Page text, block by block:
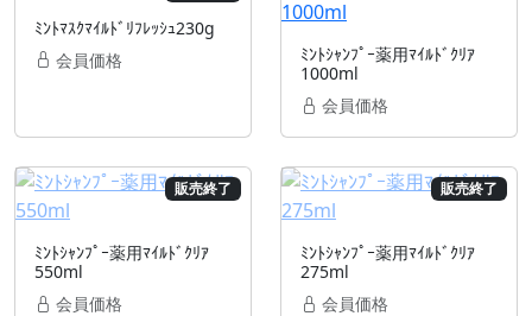
ﾐﾝﾄﾏｽｸﾏｲﾙﾄﾞﾘﾌﾚｯｼｭ230g
会員価格
ﾐﾝﾄｼｬﾝﾌﾟｰ薬用ﾏｲﾙﾄﾞｸﾘｱ
1000ml
会員価格
販売終了
ﾐﾝﾄｼｬﾝﾌﾟｰ薬用ﾏｲﾙﾄﾞｸﾘｱ
550ml
会員価格
販売終了
ﾐﾝﾄｼｬﾝﾌﾟｰ薬用ﾏｲﾙﾄﾞｸﾘｱ
275ml
会員価格